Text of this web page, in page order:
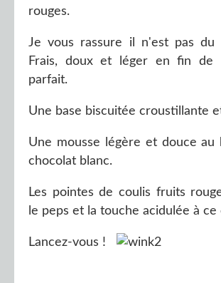
rouges.
Je vous rassure il n'est pas
Frais, doux et léger en fin de
parfait.
Une base biscuitée croustillante
Une mousse légère et douce au
chocolat blanc.
Les pointes de coulis fruits
le peps et la touche acidulée à ce
Lancez-vous !